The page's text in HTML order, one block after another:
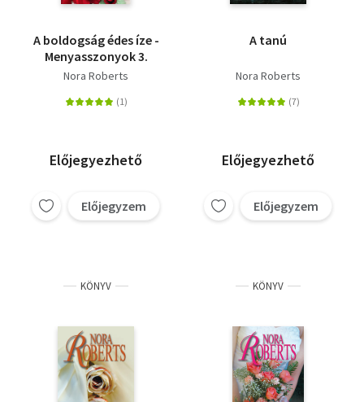
A boldogság édes íze -
Menyasszonyok 3.
Nora Roberts
Előjegyezhető
Előjegyzem
A tanú
Nora Roberts
Előjegyezhető
Előjegyzem
KÖNYV KÖNYV